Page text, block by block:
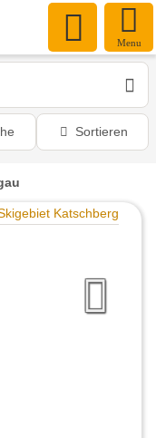
Menu
Sortieren